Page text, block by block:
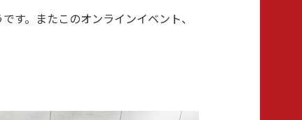
す。またこのオンラインイベント、